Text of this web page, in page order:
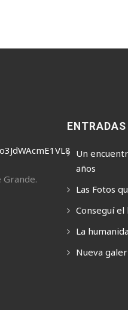
Un
años
Las Fotos
Conseguí
La
Nueva